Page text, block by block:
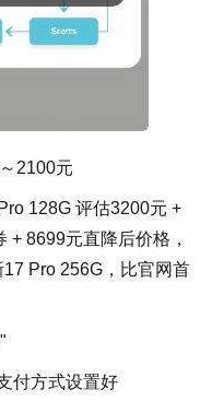
2100元
128G 评估3200元 +
+ 8699元直降后价格，
Pro 256G，比官网首
付方式设置好